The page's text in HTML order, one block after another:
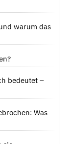
warum das
bedeutet –
Was